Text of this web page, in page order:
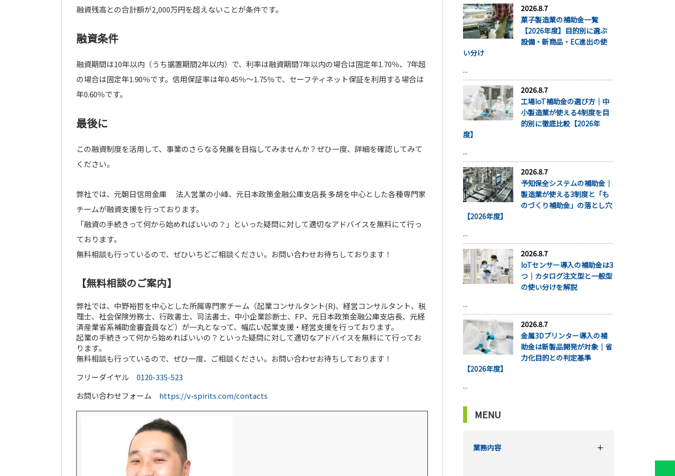
融資残高との合計額が2,000万円を超えないことが条件です。
融資条件
融資期間は10年以内（うち据置期間2年以内）で、利率は融資期間7年以内の場合は固定年1.70％、7年超
の場合は固定年1.90％です。信用保証率は年0.45％～1.75％で、セーフティネット保証を利用する場合は
年0.60％です。
最後に
この融資制度を活用して、事業のさらなる発展を目指してみませんか？ぜひ一度、詳細を確認してみて
ください。
弊社では、元朝日信用金庫 法人営業の小峰、元日本政策金融公庫支店長 多胡を中心とした各種専門家
チームが融資支援を行っております。
「融資の手続きって何から始めればいいの？」といった疑問に対して適切なアドバイスを無料にて行っ
ております。
無料相談も行っているので、ぜひいちどご相談ください。お問い合わせお待ちしております！
【無料相談のご案内】
弊社では、中野裕哲を中心とした所属専門家チーム（起業コンサルタント(R)、経営コンサルタント、税
理士、社会保険労務士、行政書士、司法書士、中小企業診断士、FP、元日本政策金融公庫支店長、元経
済産業省系補助金審査員など）が一丸となって、幅広い起業支援・経営支援を行っております。
起業の手続きって何から始めればいいの？といった疑問に対して適切なアドバイスを無料にて行ってお
ります。
無料相談も行っているので、ぜひ一度、ご相談ください。お問い合わせお待ちしております！
フリーダイヤル 0120-335-523
お問い合わせフォーム https://v-spirits.com/contacts
2026.8.7
菓子製造業の補助金一覧
【2026年度】目的別に選ぶ
設備・新商品・EC進出の使
い分け
...
2026.8.7
工場IoT補助金の選び方｜中
小製造業が使える4制度を目
的別に徹底比較【2026年
度】
...
2026.8.7
予知保全システムの補助金｜
製造業が使える3制度と「も
のづくり補助金」の落とし穴
【2026年度】
...
2026.8.7
IoTセンサー導入の補助金は3
つ｜カタログ注文型と一般型
の使い分けを解説
...
2026.8.7
金属3Dプリンター導入の補
助金は新製品開発が対象｜省
力化目的との判定基準
【2026年度】
...
MENU
業務内容